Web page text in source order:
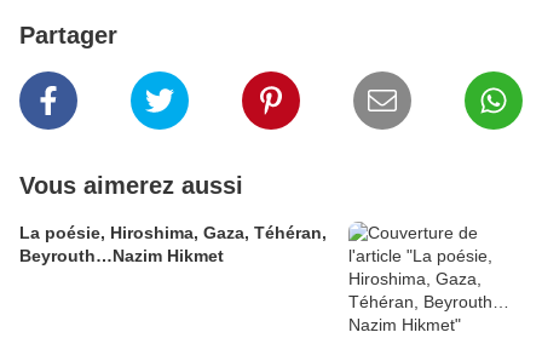
Partager
Vous aimerez aussi
La poésie, Hiroshima, Gaza, Téhéran,
Beyrouth…Nazim Hikmet